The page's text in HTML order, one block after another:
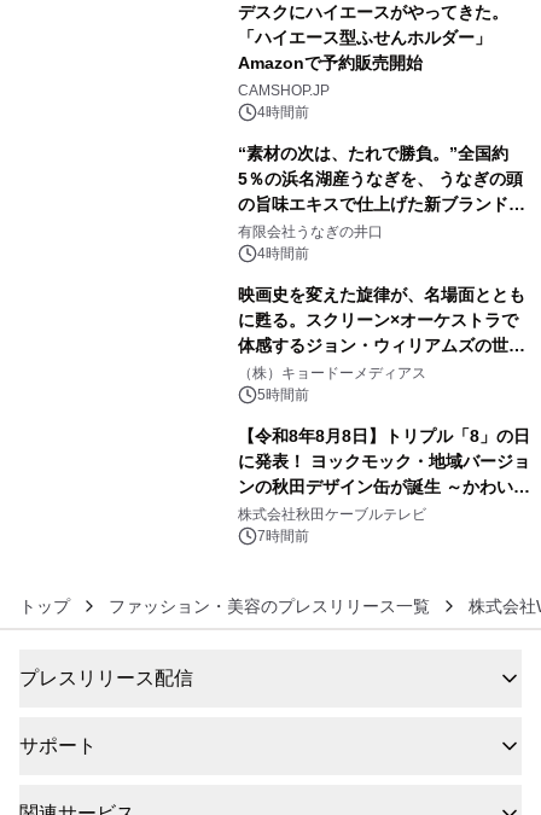
デスクにハイエースがやってきた。
「ハイエース型ふせんホルダー」
Amazonで予約販売開始
CAMSHOP.JP
4時間前
“素材の次は、たれで勝負。”全国約
5％の浜名湖産うなぎを、 うなぎの頭
の旨味エキスで仕上げた新ブランド
「井口の誉」誕生
有限会社うなぎの井口
4時間前
映画史を変えた旋律が、名場面ととも
に甦る。スクリーン×オーケストラで
体感するジョン・ウィリアムズの世
界。ジョン・ウィリアムズ：シネマ・
スペクタキュラー・コンサート 開催決
（株）キョードーメディアス
5時間前
【令和8年8月8日】トリプル「8」の日
に発表！ ヨックモック・地域バージョ
ンの秋田デザイン缶が誕生 ～かわいい
秋田犬の子犬と秋田の四季と名所を巡
るパッケージ～ 9月1日(火)秋田県内で
株式会社秋田ケーブルテレビ
7時間前
トップ ファッション・美容のプレスリリース一覧 株式会社
プレスリリース配信
サポート